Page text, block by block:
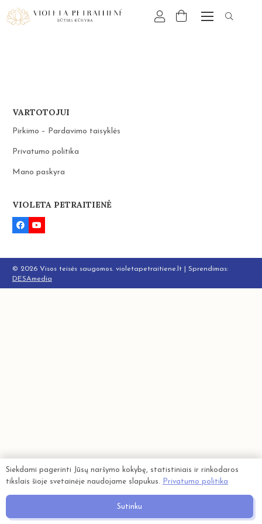
VARTOTOJUI
Pirkimo – Pardavimo taisyklės
Privatumo politika
Mano paskyra
VIOLETA PETRAITIENĖ
© 2026 Visos teisės saugomos. violetapetraitiene.lt | Sprendimas:
DESAmedia
Siekdami pagerinti Jūsų naršymo kokybę, statistiniais ir rinkodaros
tikslais šioje svetainėje naudojame slapukus.
Privatumo politika
Sutinku